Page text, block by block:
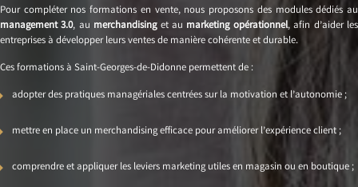
Pour compléter nos formations en vente, nous proposons des modules dédiés au
management 3.0, au merchandisinget au marketing opérationnel, afin d’aider les
entreprises à développer leurs ventes de manière cohérente et durable.
Ces formations à Saint-Georges-de-Didonne permettent de :
adopter des pratiques managériales centrées sur la motivation et l’autonomie ;
mettre en place un merchandising efficace pour améliorer l’expérience client ;
comprendre et appliquer les leviers marketing utiles en magasin ou en boutique ;